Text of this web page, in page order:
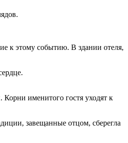
к этому событию. В здании отеля,
именитого гостя уходят к
завещанные отцом, сберегла